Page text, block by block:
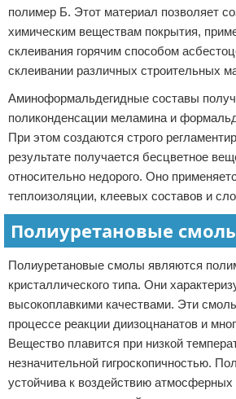
полимер Б. Этот материал позволяет
химическим веществам покрытия,
склеивания горячим способом
склеивании различных строительных
Аминоформальдегидные составы
поликонденсации меламина и
При этом создаются строго
результате получается бесцветное
относительно недорого. Оно
теплоизоляции, клеевых составов и
Полиуретановые
Полиуретановые смолы являются
кристаллического типа. Они
высокоплавкими качествами. Эти
процессе реакции диизоцнанатов и
Вещество плавится при низкой
незначительной гигроскопичностью.
устойчива к воздействию атмосферных